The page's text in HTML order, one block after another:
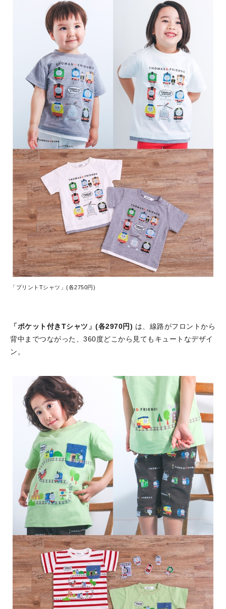
「プリントTシャツ」(各2750円)
「ポケット付きTシャツ」(各2970円) は、線路がフロントから
背中までつながった、360度どこから見てもキュートなデザイ
ン。